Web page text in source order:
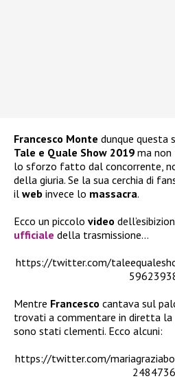
Francesco Monte dunque questa
Tale e Quale Show 2019 ma
lo sforzo fatto dal concorrente,
della giuria. Se la sua cerchia di
il web invece lo massacra.
Ecco un piccolo video
ufficiale della trasmissione…
https://twitter.com/
Mentre Francesco cantava sul
trovati a commentare in diretta
sono stati clementi. Ecco alcuni:
https://twitter.com/
2484736